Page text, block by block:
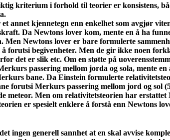
kriterium i forhold til teorier er konsistens,
annet kjennetegn enn enkelhet som avgjør
Da Newtons lover kom, mente en å ha
Men Newtons lover er bare formulerte
å forutsi begivenheter. Men de gir ikke noen
det er slik etc. Om en støtte på
passering mellom jorda og sola, mente
bane. Da Einstein formulerte
forutsi Merkurs passering mellom jord og sol
meteor. Men om relativitetsteorien har
er spesielt enklere å forstå enn Newtons
ingen generell sannhet at en skal avvise